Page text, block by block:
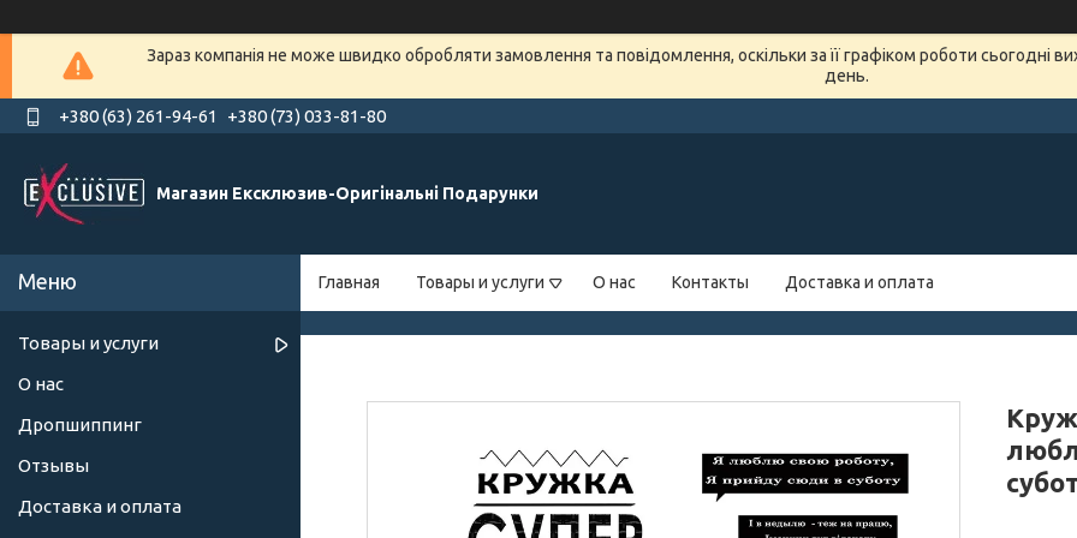
Зараз компанія не може швидко обробляти замовлення та повідомлення, оскільки за її графіком роботи сьогодні
день.
+380 (63) 261-94-61 +380 (73) 033-81-80
Магазин Ексклюзив-Оригінальні Подарунки
Главная Товары и услуги О нас Контакты Доставка и оплата
Товары и услуги
О нас
Дропшиппинг
Отзывы
Доставка и оплата